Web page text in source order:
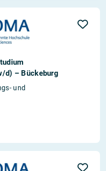
d) – Bückeburg
und